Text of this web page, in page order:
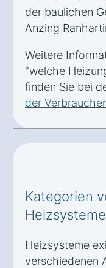
der baulichen
Anzing
Weitere
"welche
finden Sie bei
der
Kategorien
Heizsysteme
verschiedenen